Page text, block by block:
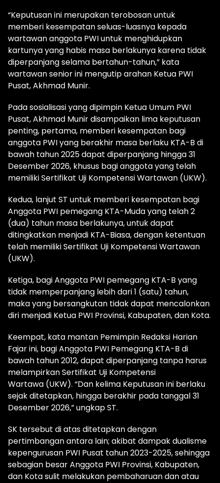
“Keputusan ini merupakan terobosan untuk
memberi kesempatan seluas-luasnya kepada
wartawan anggota PWI untuk menghidupkan
kartunya yang habis masa berlakunya karena tidak
diperpanjang selama bertahun-tahun,” kata
wartawan senior ini mengutip arahan Ketua PWI
Pusat, Akhmad Munir.
Pada sosialisasi yang dipimpin Ketua Umum PWI
Pusat, Akhmad Munir disampaikan lima keputusan
penting, pertama, memberi kesempatan bagi
anggota PWI yang berakhir masa berlaku KTA-B di
bawah tahun 2025 dapat diperpanjang hingga 31
Desember 2026, khusus bagi anggota yang telah
memiliki Sertifikat Uji Kompetensi Wartawan (UKW).
Kedua, lanjut ST untuk memberi kesempatan bagi
Anggota PWI pemegang KTA-Muda yang telah 2
(dua) tahun masa berlakunya, untuk dapat
ditingkatkan menjadi KTA-Biasa, dengan ketentuan
telah memiliki Sertifikat Uji Kompetensi Wartawan
(UKW).
Ketiga, bagi Anggota PWI pemegang KTA-B yang
tidak memperpanjang lebih dari 1 (satu) tahun,
maka yang bersangkutan tidak dapat mencalonkan
diri menjadi Ketua PWI Provinsi, Kabupaten, dan Kota.
Keempat, kata mantan Pemimpin Redaksi Harian
Fajar ini, bagi Anggota PWI Pemegang KTA-B di
bawah tahun 2012, dapat diperpanjang tanpa harus
melampirkan Sertifikat Uji Kompetensi
Wartawa (UKW). “Dan kelima Keputusan ini berlaku
sejak ditetapkan, hingga berakhir pada tanggal 31
Desember 2026,” ungkap ST.
SK tersebut di atas ditetapkan dengan
pertimbangan antara lain; akibat dampak dualisme
kepengurusan PWI Pusat tahun 2023-2025, sehingga
sebagian besar Anggota PWI Provinsi, Kabupaten,
dan Kota sulit melakukan pembaharuan dan atau